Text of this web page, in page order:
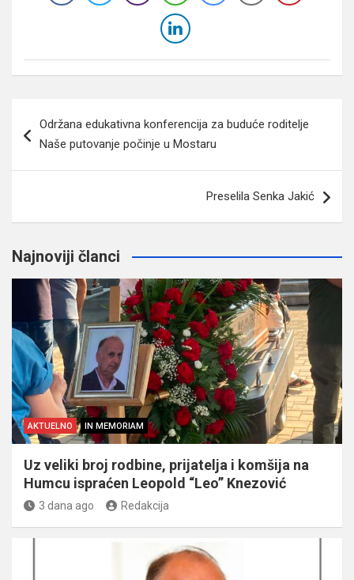
članaka
Održana edukativna konferencija za buduće roditelje
Naše putovanje počinje u Mostaru
Preselila Senka Jakić
Najnoviji članci
AKTUELNO IN MEMORIAM
Uz veliki broj rodbine, prijatelja i komšija na
Humcu ispraćen Leopold “Leo” Knezović
3 dana ago Redakcija